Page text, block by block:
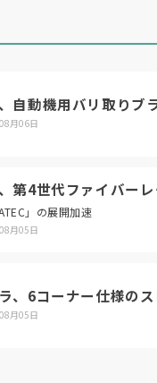
自動機用バリ取りブ
月06日
第4世代ファイバー
」の展開加速
月05日
、6コーナー仕様の
月05日